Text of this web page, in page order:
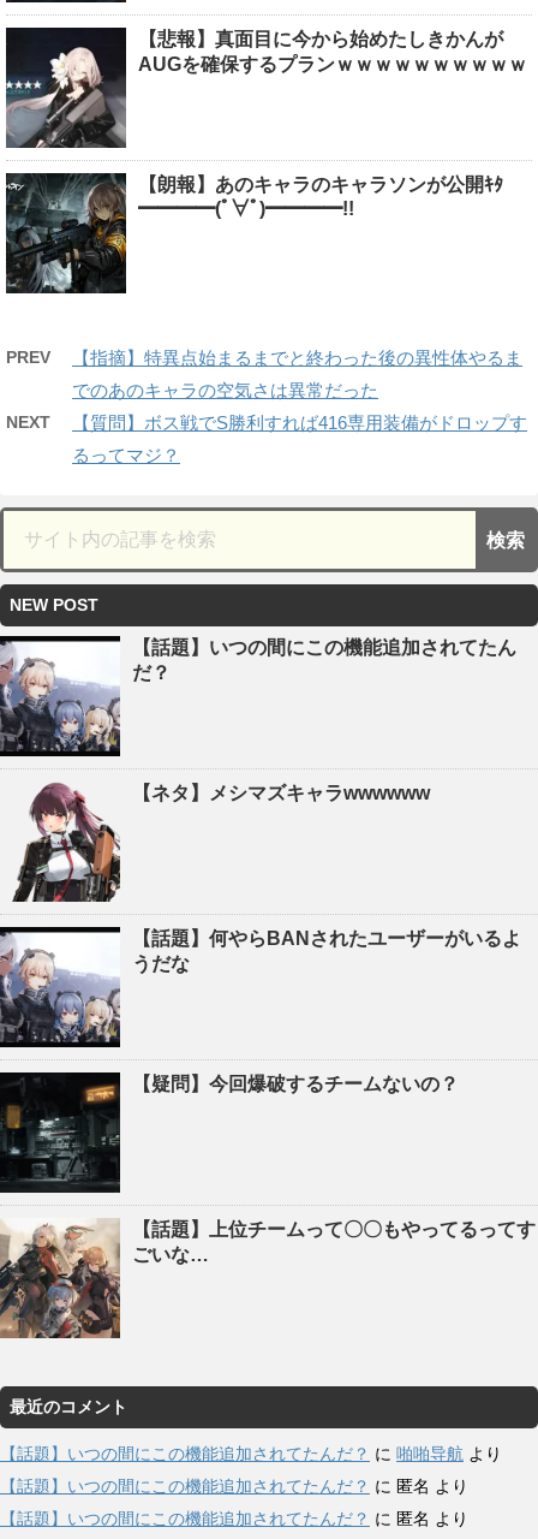
【悲報】真面目に今から始めたしきかんが
AUGを確保するプランｗｗｗｗｗｗｗｗｗｗ
【朗報】あのキャラのキャラソンが公開ｷﾀ
━━━━(ﾟ∀ﾟ)━━━━!!
PREV
【指摘】特異点始まるまでと終わった後の異性体やるま
でのあのキャラの空気さは異常だった
NEXT
【質問】ボス戦でS勝利すれば416専用装備がドロップす
るってマジ？
NEW POST
【話題】いつの間にこの機能追加されてたん
だ？
【ネタ】メシマズキャラwwwwww
【話題】何やらBANされたユーザーがいるよ
うだな
【疑問】今回爆破するチームないの？
【話題】上位チームって〇〇もやってるってす
ごいな…
最近のコメント
【話題】いつの間にこの機能追加されてたんだ？ に 啪啪导航 より
【話題】いつの間にこの機能追加されてたんだ？ に 匿名 より
【話題】いつの間にこの機能追加されてたんだ？ に 匿名 より